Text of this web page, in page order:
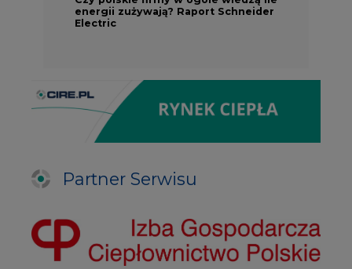
energii zużywają? Raport Schneider
Electric
Partner Serwisu